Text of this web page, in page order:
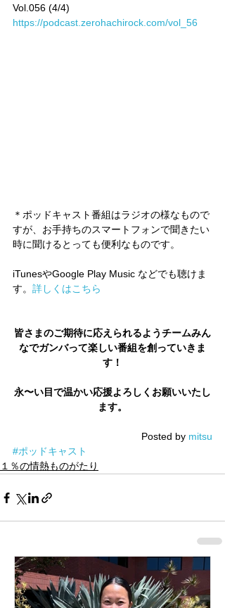
Vol.056 (4/4)
https://podcast.zerohachirock.com/vol_56
＊ポッドキャスト番組はラジオの様なもので
すが、お手持ちのスマートフォンで聞きたい
時に聞けるとっても便利なものです。
iTunesやGoogle Play Music などでも聴けま
す。 詳しくはこちら
皆さまのご期待に応えられるようチームみん
なでガンバって楽しい番組を創っていきま
す！
永〜い目で温かい応援よろしくお願いいたし
ます。
Posted by mitsu
#ポッドキャスト
１％の情熱ものがたり